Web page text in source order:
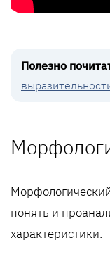
Полезно
понять и
характеристики.